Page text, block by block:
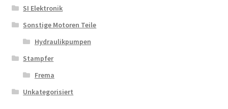
SI Elektronik
Sonstige Motoren Teile
Hydraulikpumpen
Stampfer
Frema
Unkategorisiert